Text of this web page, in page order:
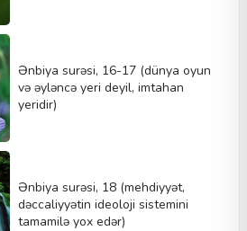
Ənbiya surəsi, 16-17 (dünya oyun
və əyləncə yeri deyil, imtahan
yeridir)
Ənbiya surəsi, 18 (mehdiyyət,
dəccaliyyətin ideoloji sistemini
tamamilə yox edər)